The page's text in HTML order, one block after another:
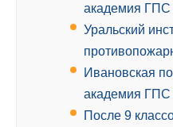
академия
Уральский
Ивановская
академия
После 9